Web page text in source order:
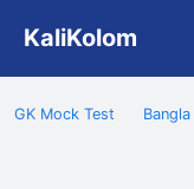
content
KaliKolom
GK Mock Test Bangla